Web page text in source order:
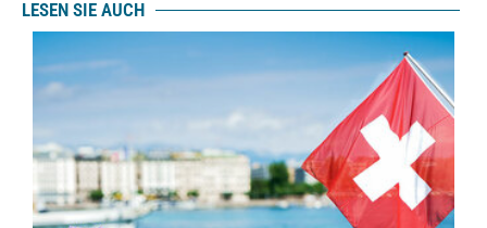
LESEN SIE AUCH